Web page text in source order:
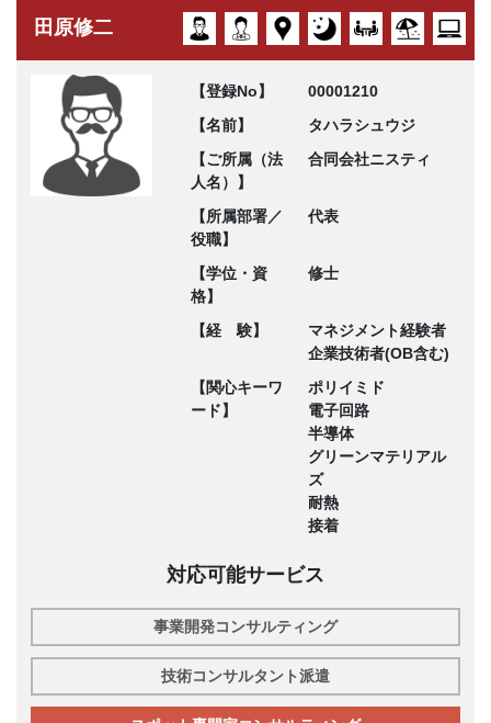
田原修二
【登録No】
00001210
【名前】
タハラシュウジ
【ご所属（法
人名）】
合同会社ニスティ
【所属部署／
役職】
代表
【学位・資
格】
修士
【経 験】
マネジメント経験者
企業技術者(OB含む)
【関心キーワ
ード】
ポリイミド
電子回路
半導体
グリーンマテリアル
ズ
耐熱
接着
対応可能サービス
事業開発コンサルティング
技術コンサルタント派遣